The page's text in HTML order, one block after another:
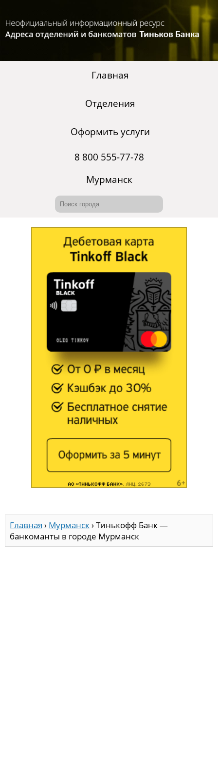
Главная
Отделения
Оформить услуги
8 800 555-77-78
Мурманск
Главная › Мурманск›Тинькофф Банк —
банкоманты в городе Мурманск